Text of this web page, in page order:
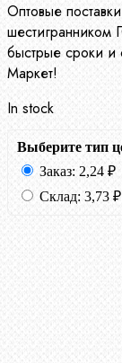
Оптовые
быстрые сроки
Маркет!
In stock
Выберите тип
Заказ: 2,24 ₽
Склад: 3,73 ₽